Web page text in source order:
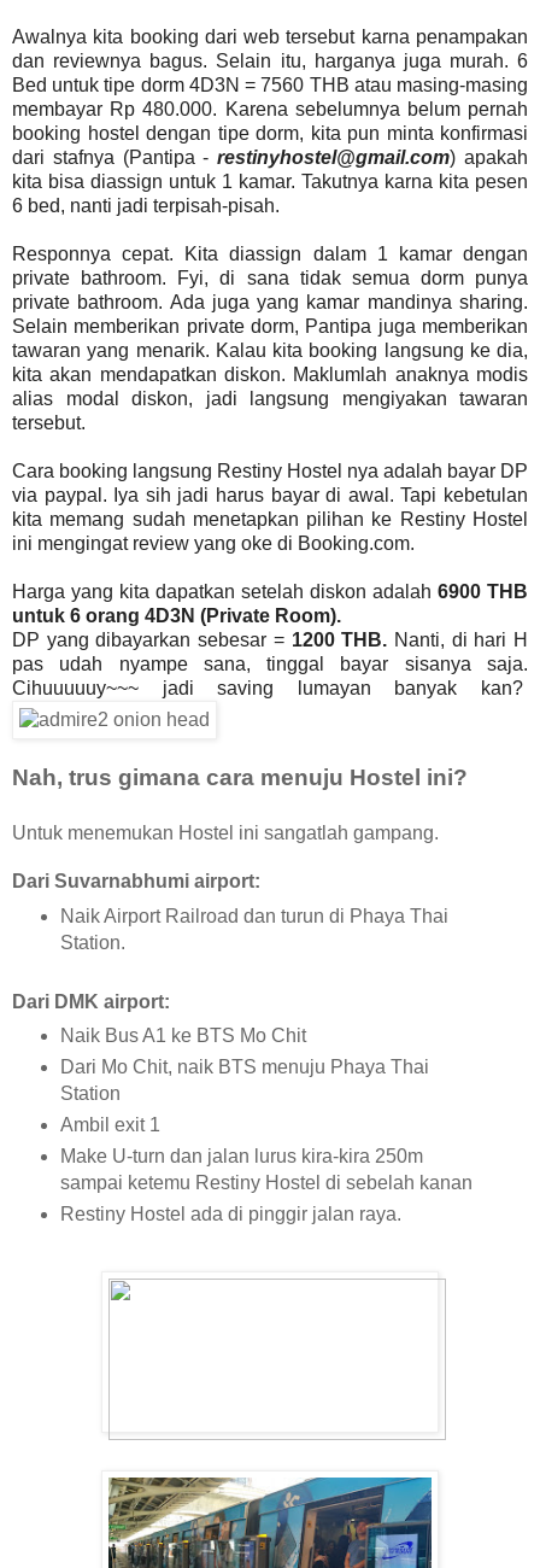
Awalnya kita booking dari web tersebut karna penampakan
dan reviewnya bagus. Selain itu, harganya juga murah. 6
Bed untuk tipe dorm 4D3N = 7560 THB atau masing-masing
membayar Rp 480.000. Karena sebelumnya belum pernah
booking hostel dengan tipe dorm, kita pun minta konfirmasi
dari stafnya (Pantipa -restinyhostel@gmail.com) apakah
kita bisa diassign untuk 1 kamar. Takutnya karna kita pesen
6 bed, nanti jadi terpisah-pisah.
Responnya cepat. Kita diassign dalam 1 kamar dengan
private bathroom. Fyi, di sana tidak semua dorm punya
private bathroom. Ada juga yang kamar mandinya sharing.
Selain memberikan private dorm, Pantipa juga memberikan
tawaran yang menarik. Kalau kita booking langsung ke dia,
kita akan mendapatkan diskon. Maklumlah anaknya modis
alias modal diskon, jadi langsung mengiyakan tawaran
tersebut.
Cara booking langsung Restiny Hostel nya adalah bayar DP
via paypal. Iya sih jadi harus bayar di awal. Tapi kebetulan
kita memang sudah menetapkan pilihan ke Restiny Hostel
ini mengingat review yang oke di Booking.com.
Harga yang kita dapatkan setelah diskon adalah 6900 THB
untuk 6 orang 4D3N (Private Room).
DP yang dibayarkan sebesar = 1200 THB. Nanti, di hari H
pas udah nyampe sana, tinggal bayar sisanya saja.
Cihuuuuuy~~~ jadi saving lumayan banyak kan?
Nah, trus gimana cara menuju Hostel ini?
Untuk menemukan Hostel ini sangatlah gampang.
Dari Suvarnabhumi airport:
Naik Airport Railroad dan turun di Phaya Thai
Station.
Dari DMK airport:
Naik Bus A1 ke BTS Mo Chit
Dari Mo Chit, naik BTS menuju Phaya Thai
Station
Ambil exit 1
Make U-turn dan jalan lurus kira-kira 250m
sampai ketemu Restiny Hostel di sebelah kanan
Restiny Hostel ada di pinggir jalan raya.